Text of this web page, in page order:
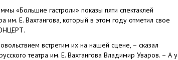
«Большие гастроли» показы пяти спектаклей
им. Е. Вахтангова, который в этом году отметил свое
встретим их на нашей сцене, – сказал
театра им. Е. Вахтангова Владимир Уваров. – А у